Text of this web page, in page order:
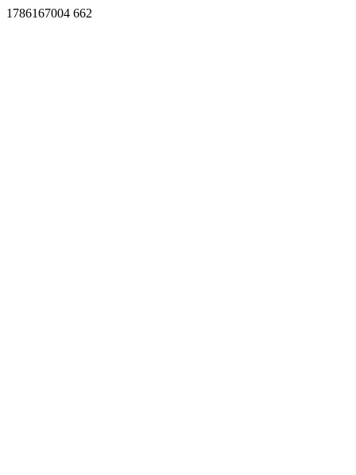
1786167004 662